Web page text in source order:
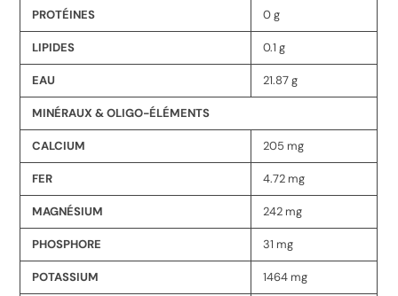
PROTÉINES 0 g
LIPIDES 0.1 g
EAU 21.87 g
MINÉRAUX & OLIGO-ÉLÉMENTS
CALCIUM 205 mg
FER 4.72 mg
MAGNÉSIUM 242 mg
PHOSPHORE 31 mg
POTASSIUM 1464 mg